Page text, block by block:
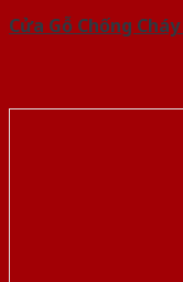
Cửa Gỗ Chống